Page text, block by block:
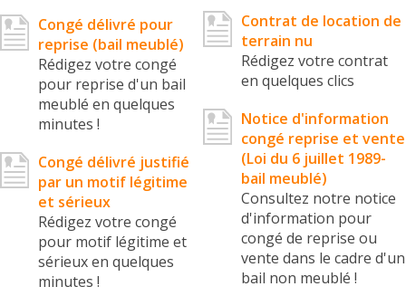
Congé délivré pour
reprise (bail meublé)
Rédigez votre congé
pour reprise d'un bail
meublé en quelques
minutes !
Congé délivré justifié
par un motif légitime
et sérieux
Rédigez votre congé
pour motif légitime et
sérieux en quelques
minutes !
Contrat de location de
terrain nu
Rédigez votre contrat
en quelques clics
Notice d'information
congé reprise et vente
(Loi du 6 juillet 1989-
bail meublé)
Consultez notre notice
d'information pour
congé de reprise ou
vente dans le cadre d'un
bail non meublé !